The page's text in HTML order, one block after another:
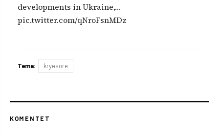
developments in Ukraine,…
pic.twitter.com/qNroFsnMDz
Tema: kryesore
KOMENTET